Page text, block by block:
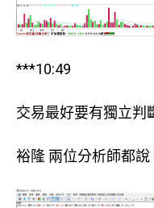
***10:49
交易最好要有獨立判
裕隆 兩位分析師都